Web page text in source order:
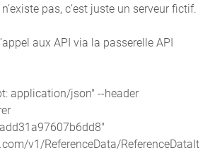
pas, c’est juste un serveur fictif.
aux API via la passerelle API
application/json" --header
v1/ReferenceData/ReferenceDataIt